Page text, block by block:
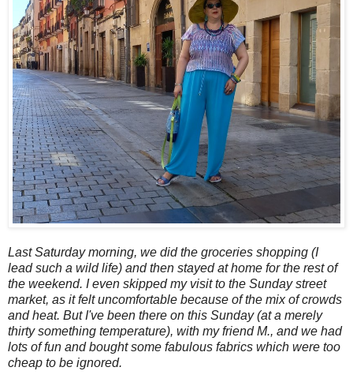
Last Saturday morning, we did the groceries shopping (I
lead such a wild life) and then stayed at home for the rest of
the weekend. I even skipped my visit to the Sunday street
market, as it felt uncomfortable because of the mix of crowds
and heat. But I've been there on this Sunday (at a merely
thirty something temperature), with my friend M., and we had
lots of fun and bought some fabulous fabrics which were too
cheap to be ignored.